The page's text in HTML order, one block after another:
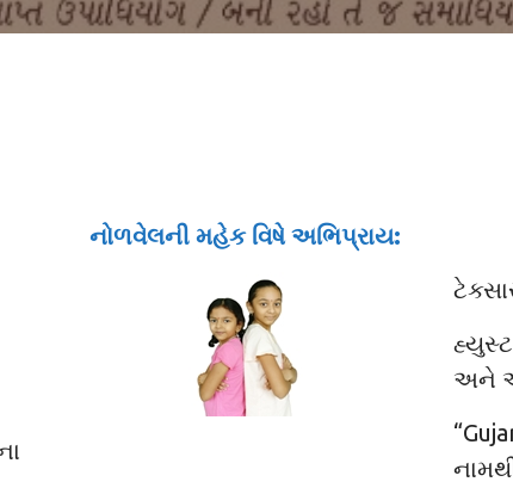
નોળવેલની મહેક વિષે અભિપ્રાય:
અને